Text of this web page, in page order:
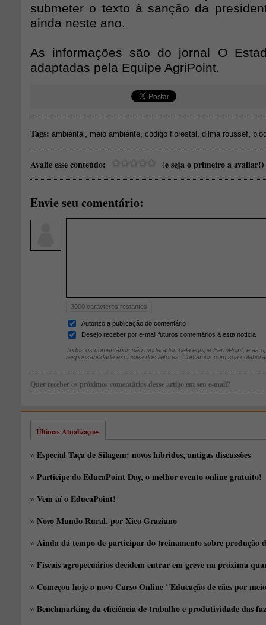
submeter o texto à sanção da
ainda neste ano.
As informações são do jornal O
adaptadas pela Equipe AgriPoint.
Tags: ambiental meio ambiente codigo florestal dilma roussef
Avalie esse conteúdo: (e seja o primeiro a avaliar!)
Envie seu comentário:
3000 caracteres restantes
Autorizo a publicação do comentário
Desejo receber por e-mail futuros comentários à esta notícia
Todos os comentários são moderados pela equipe FarmPoint, e as
responsabilidade exclusiva dos leitores. Contamos com sua
Quer receber os próximos comentários desse artigo em seu e-mail?
Últimas Atualizações
» Especial Taça de Silagem: novos híbridos, antigas discussões
» Participe do EducaPoint Day, o melhor evento online gratuito!
» Vem aí o EducaPoint!
» Novo Mundo Rural, por Xico Graziano
» Ainda dá tempo de participar do treinamento sobre produção
» Fiscais agropecuários decidem entrar em greve na próxima
» Começou hoje o novo Curso Online "Educação de cães por
» Benchmarking da eficiência de trabalho e produtividade das